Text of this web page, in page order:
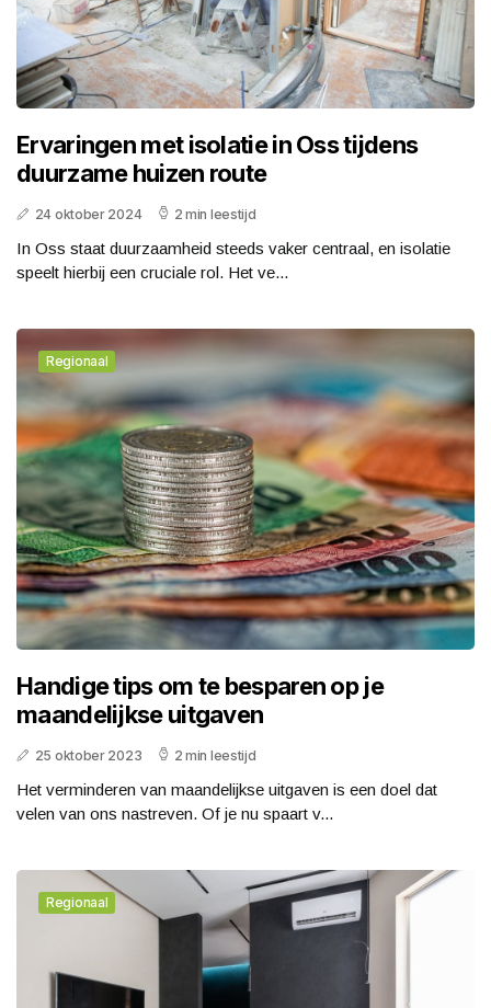
Ervaringen met isolatie in Oss tijdens
duurzame huizen route
24 oktober 2024 2 min leestijd
In Oss staat duurzaamheid steeds vaker centraal, en isolatie
speelt hierbij een cruciale rol. Het ve...
Regionaal
Handige tips om te besparen op je
maandelijkse uitgaven
25 oktober 2023 2 min leestijd
Het verminderen van maandelijkse uitgaven is een doel dat
velen van ons nastreven. Of je nu spaart v...
Regionaal